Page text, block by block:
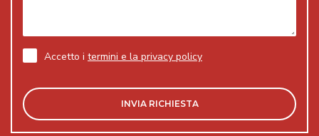
Accetto i termini e la privacy policy